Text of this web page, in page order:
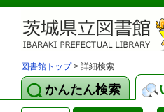
図書館トップ> 詳細検索
かんたん検索